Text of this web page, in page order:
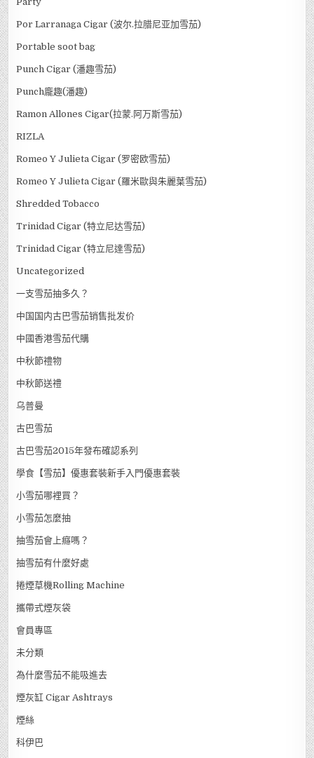
Por Larranaga Cigar (波尔.拉腊尼亚加雪茄)
Portable soot bag
Punch Cigar (潘趣雪茄)
Punch龐趣(潘趣)
Ramon Allones Cigar(拉蒙.阿万斯雪茄)
RIZLA
Romeo Y Julieta Cigar (罗密欧雪茄)
Romeo Y Julieta Cigar (羅米歐與朱麗葉雪茄)
Shredded Tobacco
Trinidad Cigar (特立尼达雪茄)
Trinidad Cigar (特立尼達雪茄)
Uncategorized
一支雪茄抽多久？
中国国内古巴雪茄销售批发价
中國香港雪茄代購
中秋節禮物
中秋節送禮
乌普曼
古巴雪茄
古巴雪茄2015年發布確認系列
學食【雪茄】優惠套裝新手入門優惠套裝
小雪茄哪裡買？
小雪茄怎麼抽
抽雪茄會上癮嗎？
抽雪茄有什麼好處
捲煙草機Rolling Machine
攜帶式煙灰袋
會員專區
未分類
為什麼雪茄不能吸進去
煙灰缸 Cigar Ashtrays
煙絲
科伊巴